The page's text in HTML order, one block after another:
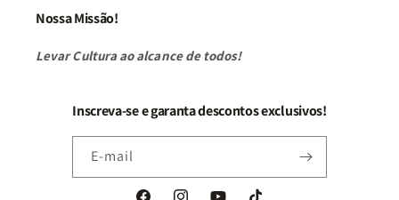
Nossa Missão!
Levar Cultura ao alcance de todos!
Inscreva-se e garanta descontos exclusivos!
E-mail